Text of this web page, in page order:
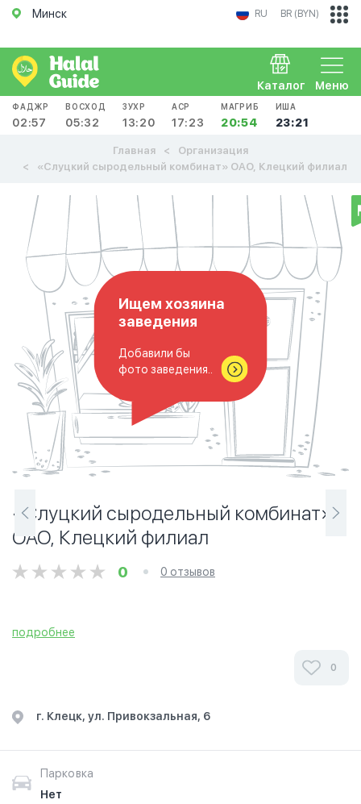
Минск RU BR (BYN)
Меню
Каталог
ФАДЖР
02:57
ВОСХОД
05:32
ЗУХР
13:20
АСР
17:23
МАГРИБ
20:54
ИША
23:21
Главная
Организация
«Слуцкий сыродельный комбинат» ОАО, Клецкий филиал
Ищем хозяина
заведения
Добавили бы
фото заведения..
«Слуцкий сыродельный комбинат»
ОАО, Клецкий филиал
0 0 отзывов
подробнее
0
г. Клецк, ул. Привокзальная, 6
Парковка
Нет